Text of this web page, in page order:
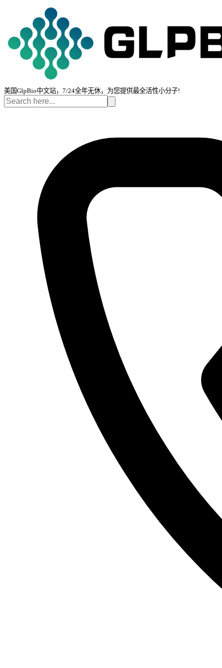
美国GlpBio中文站，7/24全年无休，为您提供最全活性小分子!